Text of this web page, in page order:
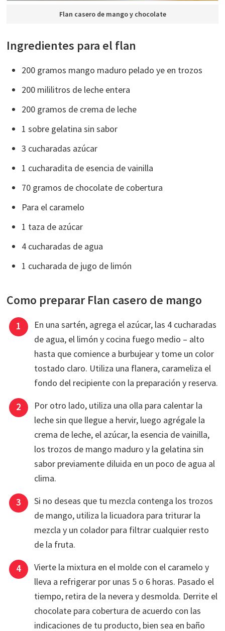
Flan casero de mango y chocolate
Ingredientes para el flan
200 gramos mango maduro pelado ye en trozos
200 mililitros de leche entera
200 gramos de crema de leche
1 sobre gelatina sin sabor
3 cucharadas azúcar
1 cucharadita de esencia de vainilla
70 gramos de chocolate de cobertura
Para el caramelo
1 taza de azúcar
4 cucharadas de agua
1 cucharada de jugo de limón
Como preparar Flan casero de mango
En una sartén, agrega el azúcar, las 4 cucharadas
de agua, el limón y cocina fuego medio – alto
hasta que comience a burbujear y tome un color
tostado claro. Utiliza una flanera, carameliza el
fondo del recipiente con la preparación y reserva.
Por otro lado, utiliza una olla para calentar la
leche sin que llegue a hervir, luego agrégale la
crema de leche, el azúcar, la esencia de vainilla,
los trozos de mango maduro y la gelatina sin
sabor previamente diluida en un poco de agua al
clima.
Si no deseas que tu mezcla contenga los trozos
de mango, utiliza la licuadora para triturar la
mezcla y un colador para filtrar cualquier resto
de la fruta.
Vierte la mixtura en el molde con el caramelo y
lleva a refrigerar por unas 5 o 6 horas. Pasado el
tiempo, retira de la nevera y desmolda. Derrite el
chocolate para cobertura de acuerdo con las
indicaciones de tu producto, bien sea en baño